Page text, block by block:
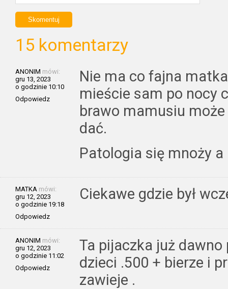
15 komentarzy
ANONIM mówi:
gru 13, 2023
o godzinie 10:10
Odpowiedz
Nie ma co fajna
mieście sam po nocy
brawo mamusiu
dać.
Patologia się mnoży
MATKA mówi:
gru 12, 2023
o godzinie 19:18
Odpowiedz
Ciekawe gdzie był
ANONIM mówi:
gru 12, 2023
o godzinie 11:02
Odpowiedz
Ta pijaczka już
dzieci .500 + bierze i
zawieje .